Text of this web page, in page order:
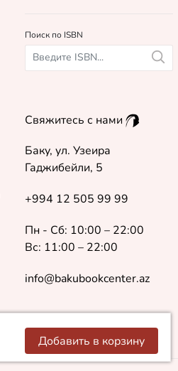
Добавить в корзину
Поиск по ISBN
Свяжитесь с нами
Баку, ул. Узеира
Гаджибейли, 5
+994 12 505 99 99
Пн - Сб: 10:00 – 22:00
Вс: 11:00 – 22:00
info@bakubookcenter.az